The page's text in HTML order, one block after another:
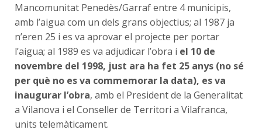
Mancomunitat Penedès/Garraf entre 4 municipis,
amb l’aigua com un dels grans objectius; al 1987 ja
n’eren 25 i es va aprovar el projecte per portar
l’aigua; al 1989 es va adjudicar l’obra i el 10 de
novembre del 1998, just ara ha fet 25 anys (no sé
per què no es va commemorar la data), es va
inaugurar l’obra, amb el President de la Generalitat
a Vilanova i el Conseller de Territori a Vilafranca,
units telemàticament.